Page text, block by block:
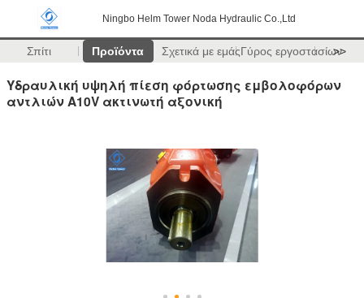
Ningbo Helm Tower Noda Hydraulic Co.,Ltd
Σπίτι Προϊόντα Σχετικά με εμάςΓύρος εργοστασίων
>>
Υδραυλική υψηλή πίεση φόρτωσης εμβολοφόρων
αντλιών A10V ακτινωτή αξονική